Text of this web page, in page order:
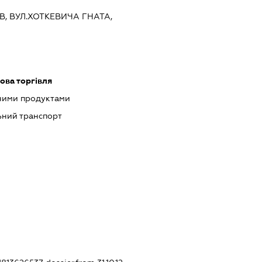
ВУЛ.ХОТКЕВИЧА ГНАТА,
торгівля
продуктами
транспорт